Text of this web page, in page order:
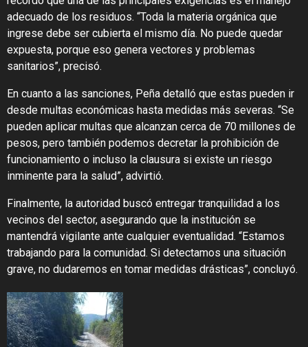
adecuado de los residuos. “Toda la materia orgánica que
ingrese debe ser cubierta el mismo día. No puede quedar
expuesta, porque eso genera vectores y problemas
sanitarios”, precisó.
En cuanto a las sanciones, Peña detalló que estas pueden ir
desde multas económicas hasta medidas más severas. “Se
pueden aplicar multas que alcanzan cerca de 70 millones de
pesos, pero también podemos decretar la prohibición de
funcionamiento o incluso la clausura si existe un riesgo
inminente para la salud”, advirtió.
Finalmente, la autoridad buscó entregar tranquilidad a los
vecinos del sector, asegurando que la institución se
mantendrá vigilante ante cualquier eventualidad. “Estamos
trabajando para la comunidad. Si detectamos una situación
grave, no dudaremos en tomar medidas drásticas”, concluyó.